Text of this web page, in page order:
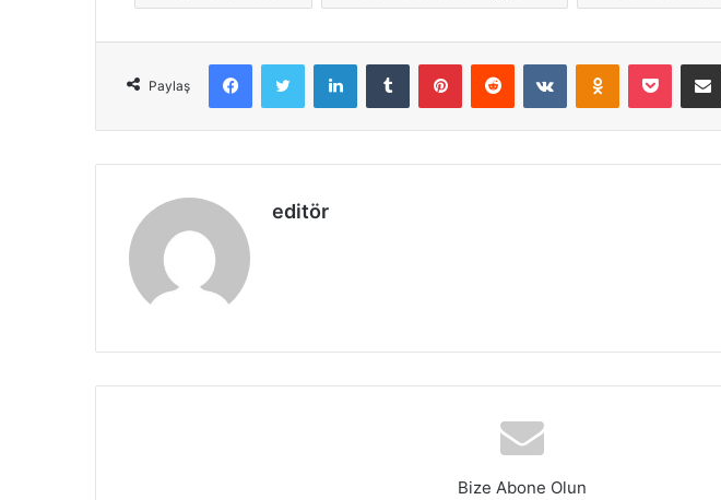
Paylaş
Facebook
X LinkedInTumblr PinterestReddit VKontakteOdnoklassniki
Pocket
editör
Bize Abone Olun